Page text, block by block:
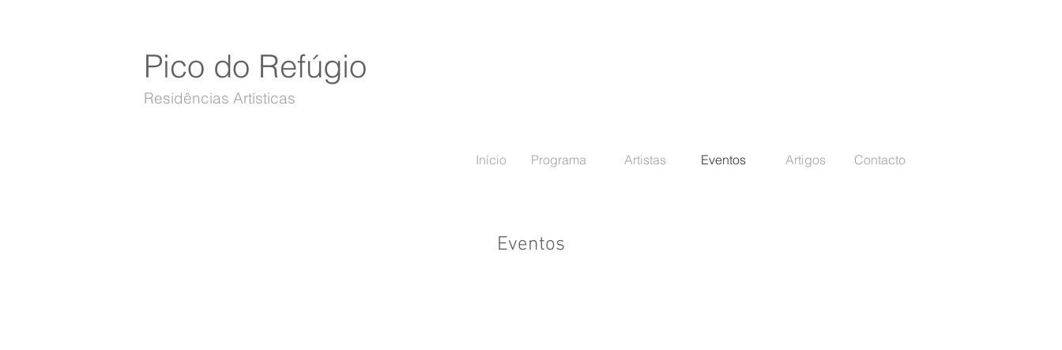
Pico do Refúgio
Residências Artísticas
Início Programa Artistas Eventos Artigos Contacto
Eventos